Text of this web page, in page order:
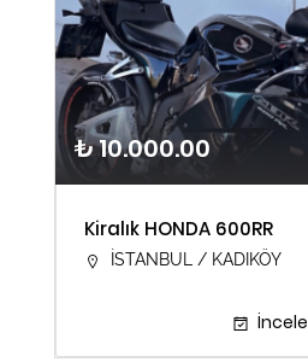
₺ 10.000.00
Kiralık HONDA 600RR
İSTANBUL / KADIKÖY
İncele